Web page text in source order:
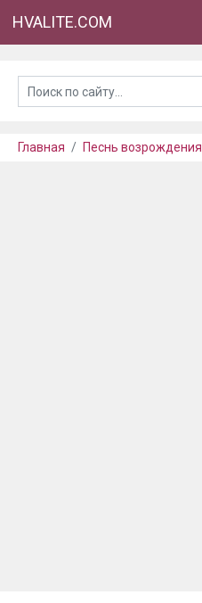
HVALITE.COM
Главная Песнь возрождения